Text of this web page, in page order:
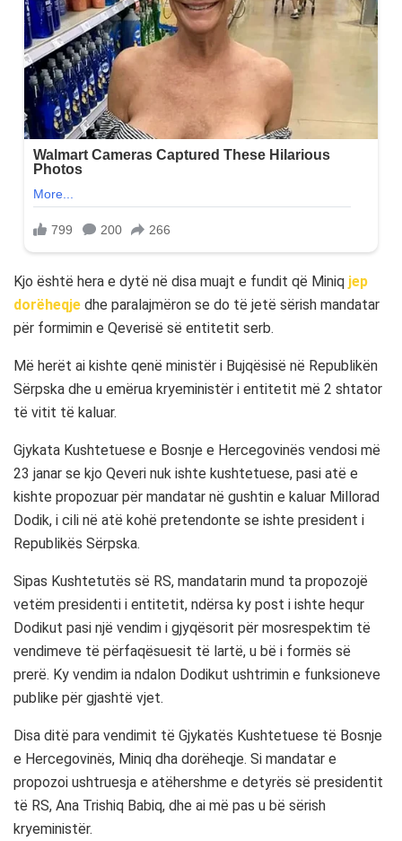
Kjo është hera e dytë në disa muajt e fundit që Miniq jep
dorëheqje dhe paralajmëron se do të jetë sërish mandatar
për formimin e Qeverisë së entitetit serb.
Më herët ai kishte qenë ministër i Bujqësisë në Republikën
Sërpska dhe u emërua kryeministër i entitetit më 2 shtator
të vitit të kaluar.
Gjykata Kushtetuese e Bosnje e Hercegovinës vendosi më
23 janar se kjo Qeveri nuk ishte kushtetuese, pasi atë e
kishte propozuar për mandatar në gushtin e kaluar Millorad
Dodik, i cili në atë kohë pretendonte se ishte president i
Republikës Sërpska.
Sipas Kushtetutës së RS, mandatarin mund ta propozojë
vetëm presidenti i entitetit, ndërsa ky post i ishte hequr
Dodikut pasi një vendim i gjyqësorit për mosrespektim të
vendimeve të përfaqësuesit të lartë, u bë i formës së
prerë. Ky vendim ia ndalon Dodikut ushtrimin e funksioneve
publike për gjashtë vjet.
Disa ditë para vendimit të Gjykatës Kushtetuese të Bosnje
e Hercegovinës, Miniq dha dorëheqje. Si mandatar e
propozoi ushtruesja e atëhershme e detyrës së presidentit
të RS, Ana Trishiq Babiq, dhe ai më pas u bë sërish
kryeministër.